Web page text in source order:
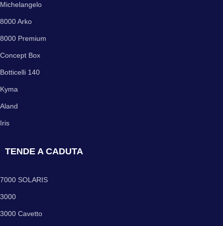
Michelangelo
8000 Arko
8000 Premium
Concept Box
Botticelli 140
Kyma
Aland
Iris
TENDE A CADUTA
7000 SOLARIS
3000
3000 Cavetto